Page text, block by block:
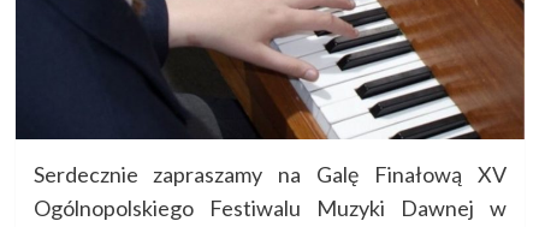
Serdecznie zapraszamy na Galę Finałową XV
Ogólnopolskiego Festiwalu Muzyki Dawnej w